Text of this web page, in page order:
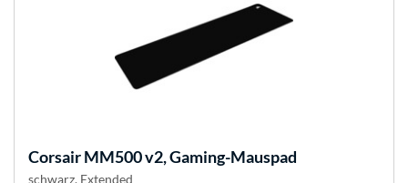
CorsairMM500 v2, Gaming-Mauspad
schwarz, Extended